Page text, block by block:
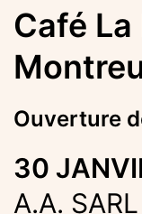
Café
Ouverture
30
A.A. SARL